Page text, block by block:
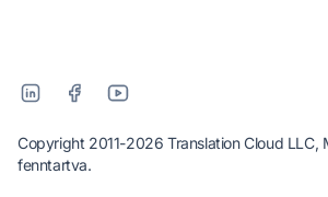
Copyright 2011-2026 Translation Cloud LLC,
fenntartva.